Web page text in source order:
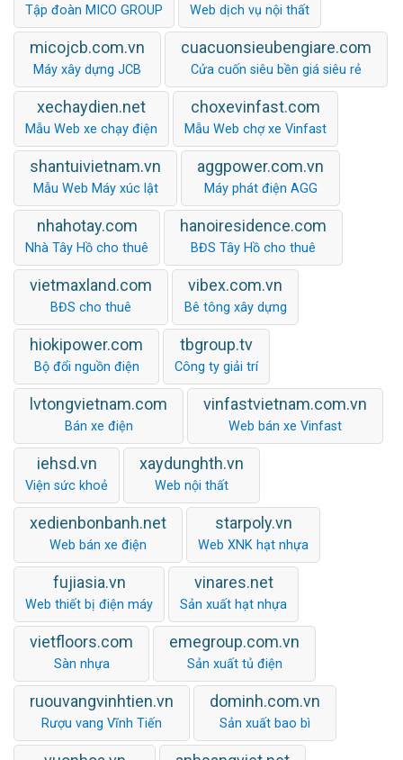
Tập đoàn MICO GROUP Web dịch vụ nội thất
micojcb.com.vn
Máy xây dựng JCB
cuacuonsieubengiare.com
Cửa cuốn siêu bền giá siêu rẻ
xechaydien.net
Mẫu Web xe chạy điện
choxevinfast.com
Mẫu Web chợ xe Vinfast
shantuivietnam.vn
Mẫu Web Máy xúc lật
aggpower.com.vn
Máy phát điện AGG
nhahotay.com
Nhà Tây Hồ cho thuê
hanoiresidence.com
BĐS Tây Hồ cho thuê
vietmaxland.com
BĐS cho thuê
vibex.com.vn
Bê tông xây dựng
hiokipower.com
Bộ đổi nguồn điện
tbgroup.tv
Công ty giải trí
lvtongvietnam.com
Bán xe điện
vinfastvietnam.com.vn
Web bán xe Vinfast
iehsd.vn
Viện sức khoẻ
xaydunghth.vn
Web nội thất
xedienbonbanh.net
Web bán xe điện
starpoly.vn
Web XNK hạt nhựa
fujiasia.vn
Web thiết bị điện máy
vinares.net
Sản xuất hạt nhựa
vietfloors.com
Sàn nhựa
emegroup.com.vn
Sản xuất tủ điện
ruouvangvinhtien.vn
Rượu vang Vĩnh Tiến
dominh.com.vn
Sản xuất bao bì